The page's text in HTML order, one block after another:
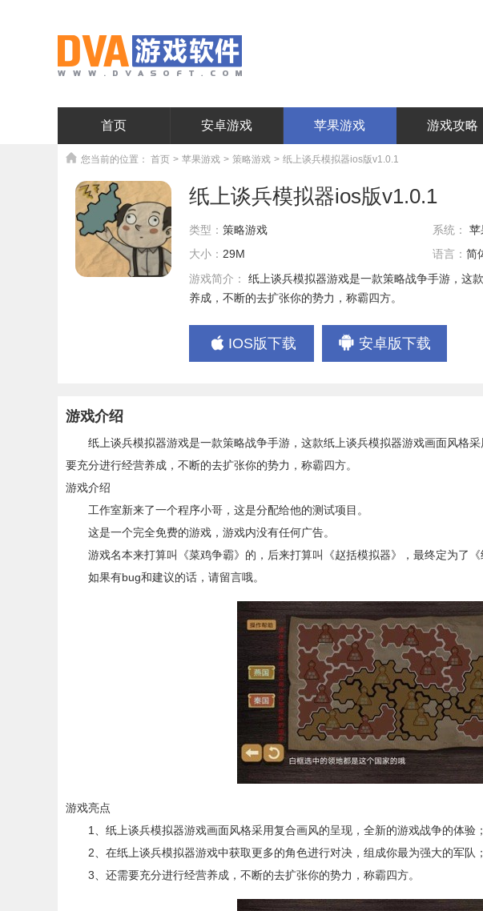
首页 安卓游戏 苹果游戏 游戏攻略
您当前的位置： 首页 > 苹果游戏 > 策略游戏 > 纸上谈兵模拟器ios版v1.0.1
纸上谈兵模拟器ios版v1.0.1
类型： 策略游戏 系统： 苹
大小： 29M 语言： 简
游戏简介：
纸上谈兵模拟器游戏是一款策略战争手游，这
养成，不断的去扩张你的势力，称霸四方。
IOS版下载 安卓版下载
游戏介绍
纸上谈兵模拟器游戏是一款策略战争手游，这款纸上谈兵模拟器游戏画面风格采
要充分进行经营养成，不断的去扩张你的势力，称霸四方。
游戏介绍
工作室新来了一个程序小哥，这是分配给他的测试项目。
这是一个完全免费的游戏，游戏内没有任何广告。
游戏名本来打算叫《菜鸡争霸》的，后来打算叫《赵括模拟器》，最终定为了《
如果有bug和建议的话，请留言哦。
游戏亮点
1、纸上谈兵模拟器游戏画面风格采用复合画风的呈现，全新的游戏战争的体验；
2、在纸上谈兵模拟器游戏中获取更多的角色进行对决，组成你最为强大的军队；
3、还需要充分进行经营养成，不断的去扩张你的势力，称霸四方。